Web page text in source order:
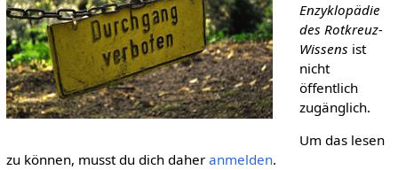
Enzyklopädie
des Rotkreuz-
Wissens ist
nicht
öffentlich
zugänglich.
Um das lesen
zu können, musst du dich daher anmelden.